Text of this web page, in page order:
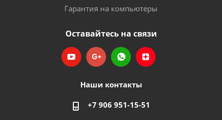
Гарантия на компьютеры
Оставайтесь на связи
Наши контакты
+7 906 951-15-51